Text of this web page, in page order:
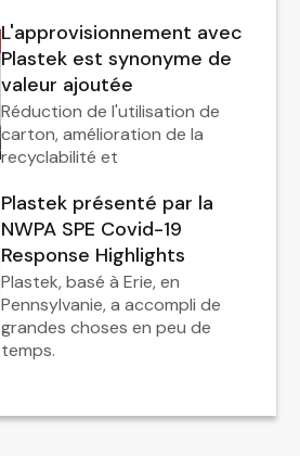
L'approvisionnement avec
Plastek est synonyme de
valeur ajoutée
Réduction de l'utilisation de
carton, amélioration de la
recyclabilité et
Plastek présenté par la
NWPA SPE Covid-19
Response Highlights
Plastek, basé à Erie, en
Pennsylvanie, a accompli de
grandes choses en peu de
temps.